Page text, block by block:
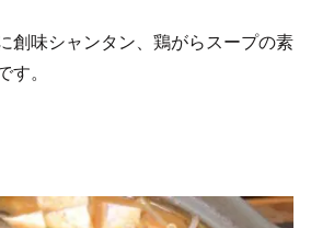
創味シャンタン、鶏がらスープの素
。